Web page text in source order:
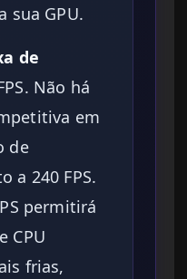
sua GPU.
de
Não há
em
de
a 240 FPS.
permitirá
CPU
frias,